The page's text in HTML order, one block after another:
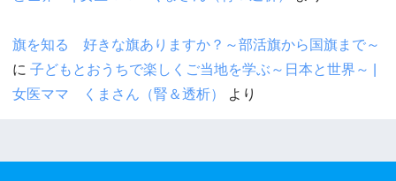
旗を知る 好きな旗ありますか？～部活旗から国旗まで～
に 子どもとおうちで楽しくご当地を学ぶ～日本と世界～ |
女医ママ くまさん（腎＆透析）
より